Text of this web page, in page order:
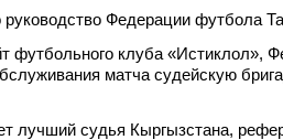
Федерации футбола
футбольного клуба «Истиклол»,
матча судейскую
лучший судья Кыргызстана,